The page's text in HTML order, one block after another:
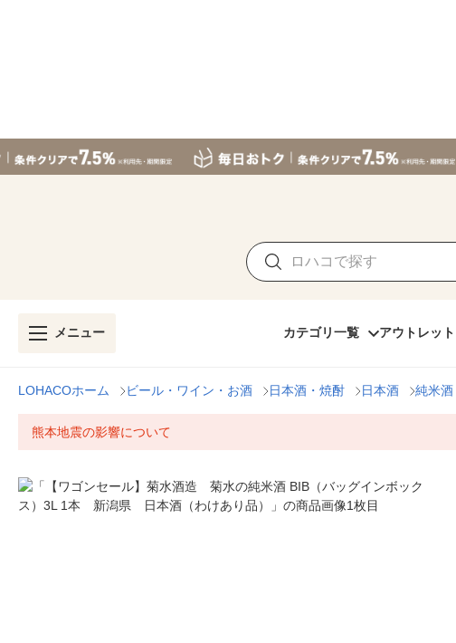
メニュー カテゴリ一覧 アウトレット
LOHACOホーム ビール・ワイン・お酒 日本酒・焼酎 日本酒 純米酒
熊本地震の影響について